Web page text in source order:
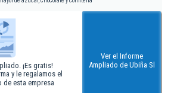
¡Es gratis!
y le regalamos el
de esta empresa
Ver el Informe
Ampliado de Ubiña Sl